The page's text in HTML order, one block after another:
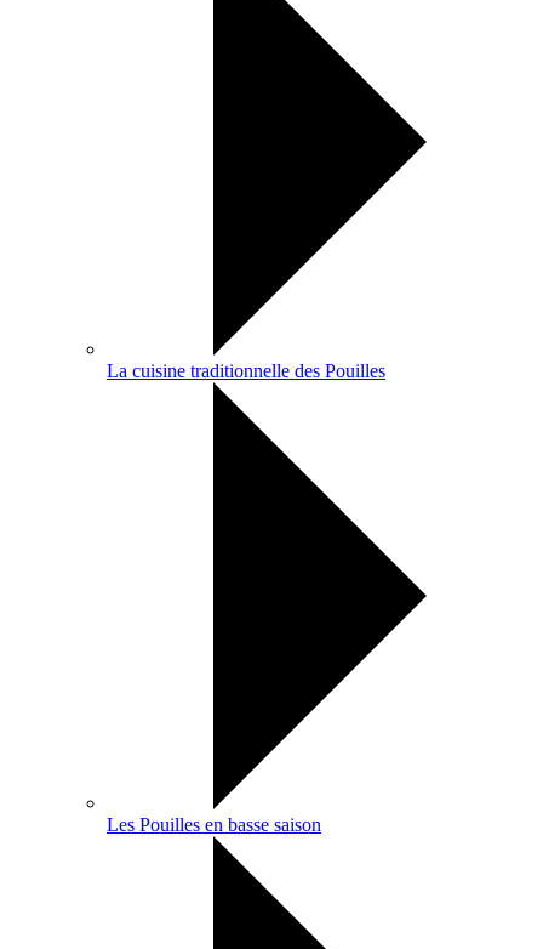
La cuisine traditionnelle des Pouilles
Les Pouilles en basse saison